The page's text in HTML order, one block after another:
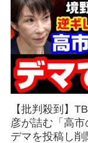
【批判殺到】
彦が詰む「高
デマを投稿し